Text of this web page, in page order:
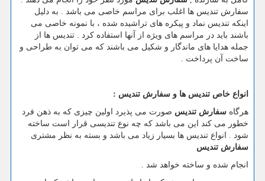
سفارش تندیس ها اغلب برای مراسم خاصی می باشد . به دلیل
اینکه تندیس نماد و پیکره های تراشیده شده ، با نمونه خاصی می
باشند باید در مراسم های ویژه از آنها استفاده کرد . تندیس ها از
جمله هدایا های ماندگار و شکیل می باشند که می توان به طراحی و
ساخت آن پرداخت .
انواع خاص تندیس ها و سفارش تندیس :
هرگاه سفارش تندیس صورت می پذیرد اولین چیزی که به ذهن فرد
خطور می کند این می باشد که چه نوع تندیسی قرار است ساخته
شود . انواع تندیس ها بسیار زیاد می باشد و بسته به نظر مشتری
سفارش تندیس
انجام شده و ساخته خواهد شد .